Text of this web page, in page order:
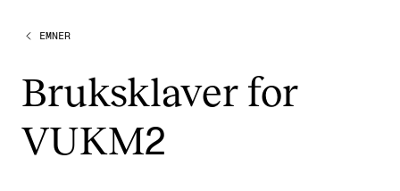
STUDIER
Bachelor
Master
EMNER
Bruks­kla­ver for
VUKM2